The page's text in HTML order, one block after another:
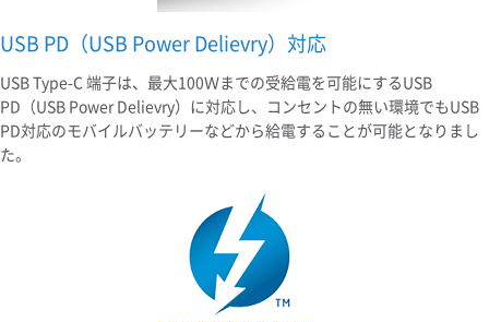
USB PD（USB Power Delievry）対応
USB Type-C 端子は、最大100Ｗまでの受給電を可能にするUSB
PD（USB Power Delievry）に対応し、コンセントの無い環境でもUSB
PD対応のモバイルバッテリーなどから給電することが可能となりまし
た。